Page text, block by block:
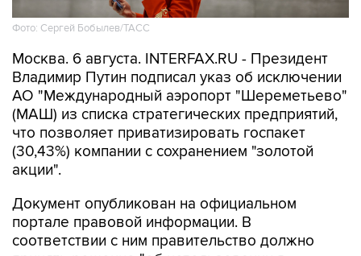
Фото: Сергей Бобылев/ТАСС
Москва. 6 августа. INTERFAX.RU - Президент
Владимир Путин подписал указ об исключении
АО "Международный аэропорт "Шереметьево"
(МАШ) из списка стратегических предприятий,
что позволяет приватизировать госпакет
(30,43%) компании с сохранением "золотой
акции".
Документ опубликован на официальном
портале правовой информации. В
соответствии с ним правительство должно